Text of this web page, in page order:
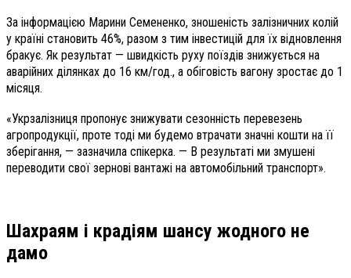
За інформацією Марини Семененко, зношеність залізничних колій
у країні становить 46%, разом з тим інвестицій для їх відновлення
бракує. Як результат — швидкість руху поїздів знижується на
аварійних ділянках до 16 км/год., а обіговість вагону зростає до 1
місяця.
«Укрзалізниця пропонує знижувати сезонність перевезень
агропродукції, проте тоді ми будемо втрачати значні кошти на її
зберігання, — зазначила спікерка. — В результаті ми змушені
переводити свої зернові вантажі на автомобільний транспорт».
Шахраям і крадіям шансу жодного не
дамо